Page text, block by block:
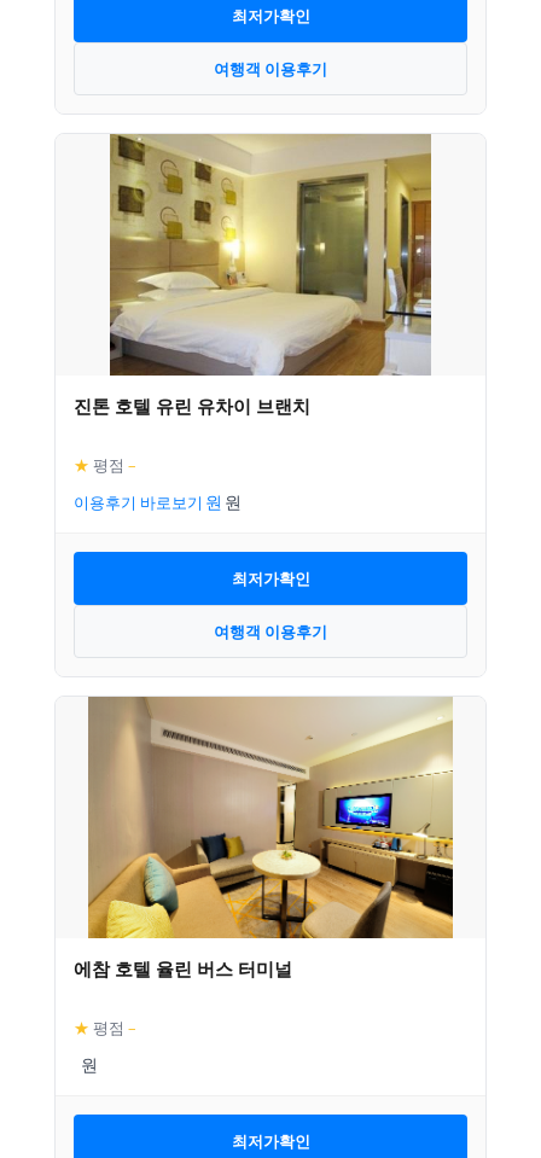
최저가확인
여행객 이용후기
진톤 호텔 유린 유차이 브랜치
★ 평점 –
이용후기 바로보기
최저가확인
여행객 이용후기
에참 호텔 율린 버스 터미널
★ 평점 –
최저가확인